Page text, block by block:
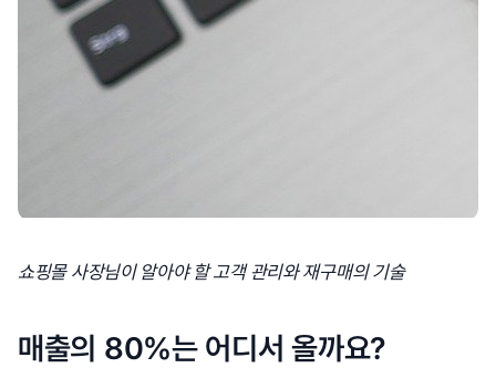
쇼핑몰 사장님이 알아야 할 고객 관리와 재구매의 기술
매출의 80%는 어디서 올까요?